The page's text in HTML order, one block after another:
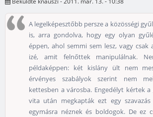
A legelképesztőbb persze a közösségi
is, arra gondolva, hogy egy olyan
éppen, ahol semmi sem lesz, vagy csak
izé, amit felnőttek manipulálnak.
példaképpen: két kislány ült nem
érvényes szabályok szerint nem
kettesben a városba. Engedélyt kértek
vita után megkapták ezt egy
egymásra néznek és boldogok. De ez